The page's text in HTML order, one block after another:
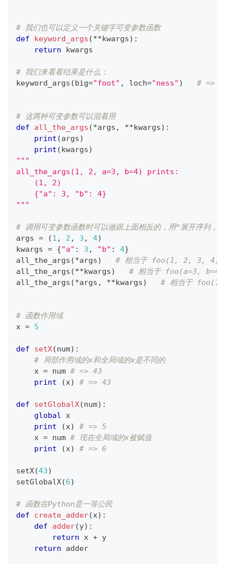
# 我们也可以定义一个关键字可变参数函数
def
keyword_args (**kwargs) :
return kwargs
# 我们来看看结果是什么：
keyword_args (big="foot" , loch="ness" ) # =>
# 这两种可变参数可以混着用
def
all_the_args (*args , **kwargs) :
print (args)
print (kwargs)
"""
all_the_args(1, 2, a=3, b=4) prints:
    (1, 2)
    {"a": 3, "b": 4}
"""
# 调用可变参数函数时可以做跟上面相反的，用*展开序列，
args = (1 , 2 , 3 , 4)
kwargs = {"a" : 3 , "b" : 4}
all_the_args (*args)
# 相当于 foo(1, 2, 3, 4)
all_the_args (**kwargs)
# 相当于 foo(a=3, b=4)
all_the_args (*args , **kwargs) # 相当于
# 函数作用域
x = 5
def setX(num) :
# 局部作用域的x和全局域的x是不同的
    x
= num # => 43
print
(x) # => 43
def setGlobalX(num) :
global x
print
(x)
# => 5
    x
= num # 现在全局域的x被赋值
print
(x) # => 6
setX(43)
setGlobalX(6)
# 函数在Python是一等公民
def
create_adder(x) :
def
adder(y) :
return x + y
return adder